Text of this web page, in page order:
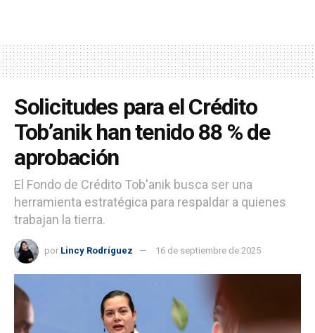
Solicitudes para el Crédito
Tob’anik han tenido 88 % de
aprobación
El Fondo de Crédito Tob'anik busca ser una
herramienta estratégica para respaldar a quienes
trabajan la tierra.
por Lincy Rodríguez 16 de septiembre de 2025